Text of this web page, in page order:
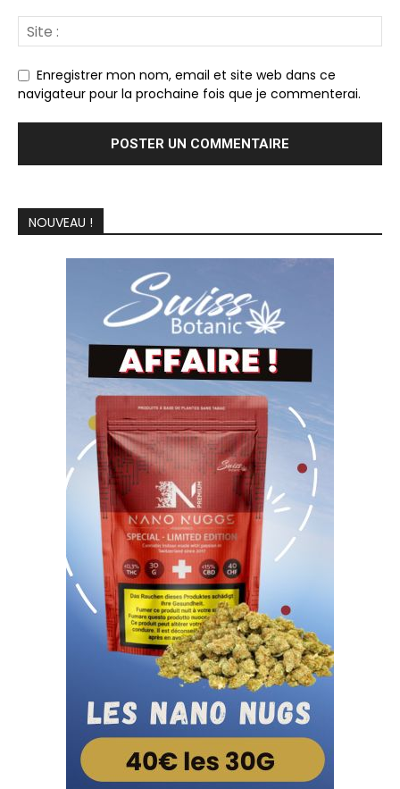
Enregistrer mon nom, email et site web dans ce
navigateur pour la prochaine fois que je commenterai.
NOUVEAU !